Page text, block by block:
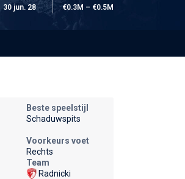
30 jun. 28
€0.3M – €0.5M
Beste speelstijl
Schaduwspits
Voorkeurs voet
Rechts
Team
Radnicki